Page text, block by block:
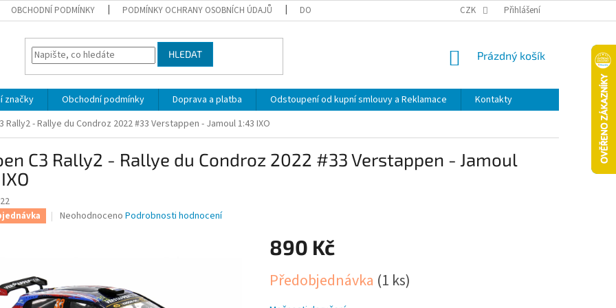
OBCHODNÍ PODMÍNKY PODMÍNKY OCHRANY OSOBNÍCH ÚDAJŮ DOPRAVA A PLATBA ODSTOUPENÍ OD KUPNÍ SMLOUVY A REKLAMACE
CZK Přihlášení
HLEDAT
NÁKUPNÍ
Prázdný košík
značky Obchodní podmínky Doprava a platba Odstoupení od kupní smlouvy a Reklamace
Kontakty
Rally2 - Rallye du Condroz 2022 #33 Verstappen - Jamoul 1:43 IXO
C3 Rally2 - Rallye du Condroz 2022 #33 Verstappen - Jamoul
Průměrné
5
Neohodnoceno Podrobnosti hodnocení
890 Kč
cena:
Předobjednávka (1 ks)